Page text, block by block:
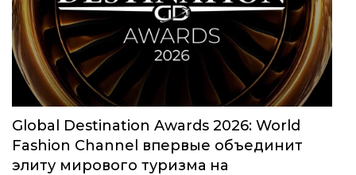
Global Destination Awards 2026: World
Fashion Channel впервые объединит
элиту мирового туризма на